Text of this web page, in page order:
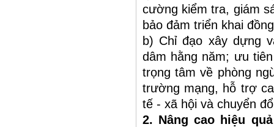
cường kiểm tra, giám
bảo đảm triển khai
b) Chỉ đạo xây dựng
dâm hằng năm; ưu
trọng tâm về phòng
trường mạng, hỗ trợ
tế - xã hội và chuyển
2. Nâng cao hiệu